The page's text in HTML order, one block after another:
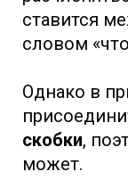
ставится
словом
Однако в
скобки,
может.